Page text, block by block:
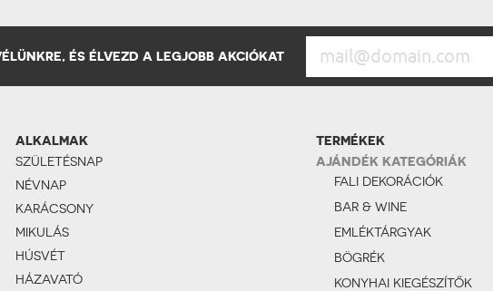
ÉS ÉLVEZD A LEGJOBB AKCIÓKAT
ALKALMAK
SZÜLETÉSNAP
NÉVNAP
KARÁCSONY
MIKULÁS
HÚSVÉT
HÁZAVATÓ
TERMÉKEK
AJÁNDÉK KATEGÓRIÁK
FALI DEKORÁCIÓK
BAR & WINE
EMLÉKTÁRGYAK
BÖGRÉK
KONYHAI KIEGÉSZÍTŐK